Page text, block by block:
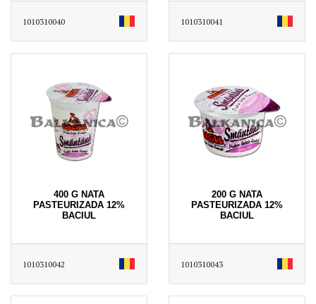
1010310040 1010310041
400 G NATA
PASTEURIZADA 12%
BACIUL
1010310042
200 G NATA
PASTEURIZADA 12%
BACIUL
1010310043